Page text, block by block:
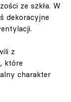
ze szkła. W
dekoracyjne
z
które
charakter